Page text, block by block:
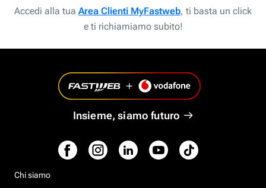
Accedi alla tua Area Clienti MyFastweb, ti basta un click
e ti richiamiamo subito!
Insieme, siamo futuro
Chi siamo